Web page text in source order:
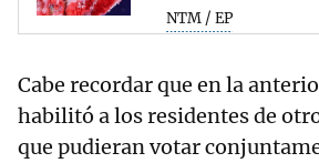
NTM / EP
Cabe recordar que en la
habilitó a los residentes de
que pudieran votar